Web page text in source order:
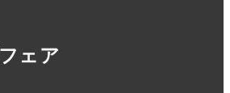
ェア